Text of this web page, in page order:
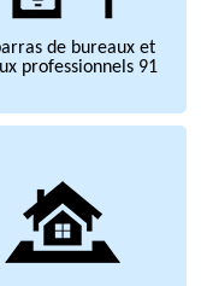
de bureaux et
professionnels 91